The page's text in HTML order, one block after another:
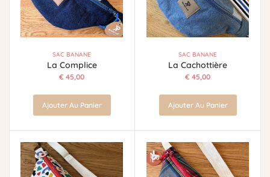
SAC BANANE
La Complice
€ 45,00
Ajouter Au Panier
SAC BANANE
La Cachottière
€ 45,00
Ajouter Au Panier